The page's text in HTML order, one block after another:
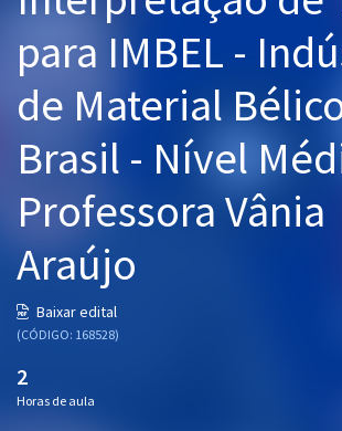
Graduação
OAB
Mentorias
Questões grátis
Conteúdo gratuito
Blog
para IMBEL -
de Material
Brasil - Nível
Professora Vânia
Araújo
Baixar edital
(CÓDIGO: 168528)
2
Horas de aula